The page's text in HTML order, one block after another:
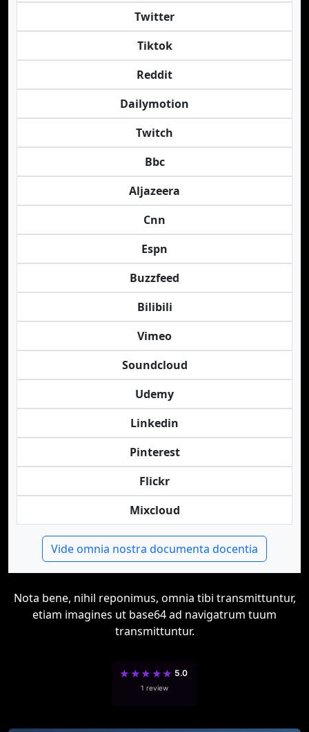
Twitter
Tiktok
Reddit
Dailymotion
Twitch
Bbc
Aljazeera
Cnn
Espn
Buzzfeed
Bilibili
Vimeo
Soundcloud
Udemy
Linkedin
Pinterest
Flickr
Mixcloud
Vide omnia nostra documenta docentia
Nota bene, nihil reponimus, omnia tibi transmittuntur,
etiam imagines ut base64 ad navigatrum tuum
transmittuntur.
★ ★★ ★★ 5.0
1 review